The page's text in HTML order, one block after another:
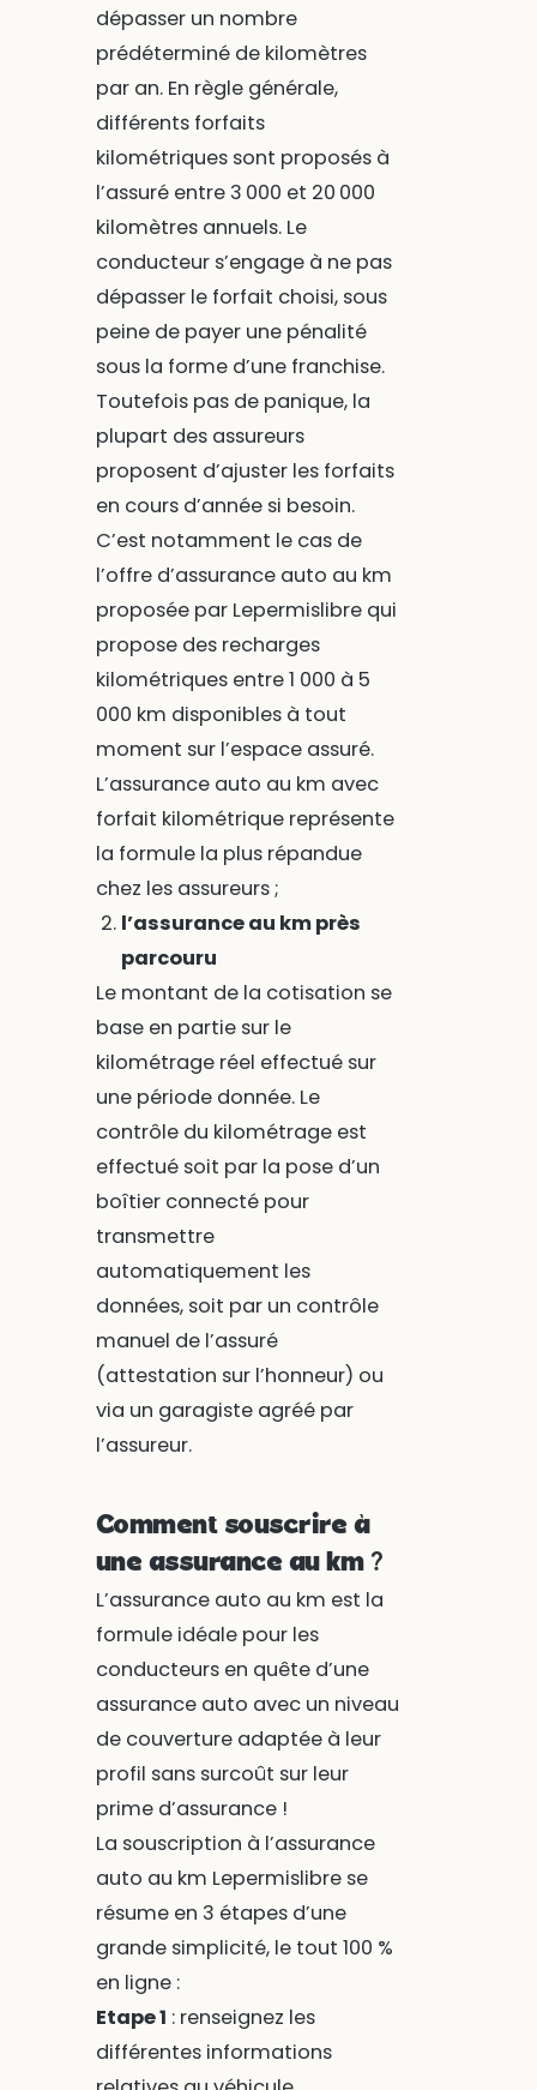
dépasser un nombre
prédéterminé de kilomètres
par an. En règle générale,
différents forfaits
kilométriques sont proposés à
l’assuré entre 3 000 et 20 000
kilomètres annuels. Le
conducteur s’engage à ne pas
dépasser le forfait choisi, sous
peine de payer une pénalité
sous la forme d’une franchise.
Toutefois pas de panique, la
plupart des assureurs
proposent d’ajuster les forfaits
en cours d’année si besoin.
C’est notamment le cas de
l’offre d’assurance auto au km
proposée par Lepermislibre qui
propose des recharges
kilométriques entre 1 000 à 5
000 km disponibles à tout
moment sur l’espace assuré.
L’assurance auto au km avec
forfait kilométrique représente
la formule la plus répandue
chez les assureurs ;
l’assurance au km près
parcouru
Le montant de la cotisation se
base en partie sur le
kilométrage réel effectué sur
une période donnée. Le
contrôle du kilométrage est
effectué soit par la pose d’un
boîtier connecté pour
transmettre
automatiquement les
données, soit par un contrôle
manuel de l’assuré
(attestation sur l’honneur) ou
via un garagiste agréé par
l’assureur.
Comment souscrire à
une assurance au km ?
L’assurance auto au km est la
formule idéale pour les
conducteurs en quête d’une
assurance auto avec un niveau
de couverture adaptée à leur
profil sans surcoût sur leur
prime d’assurance !
La souscription à l’assurance
auto au km Lepermislibre se
résume en 3 étapes d’une
grande simplicité, le tout 100 %
en ligne :
Etape 1 : renseignez les
différentes informations